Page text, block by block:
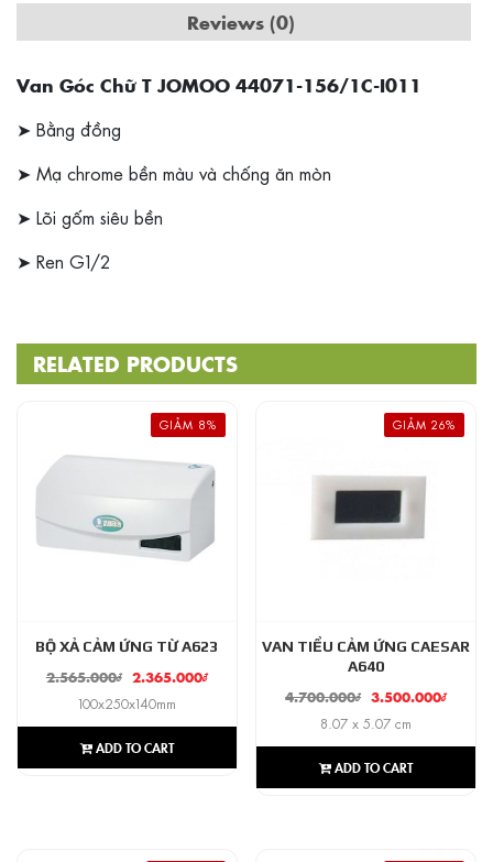
Reviews (0)
Van Góc Chữ T JOMOO 44071-156/1C-I011
➤ Bằng đồng
➤ Mạ chrome bền màu và chống ăn mòn
➤ Lõi gốm siêu bền
➤ Ren G1/2
RELATED PRODUCTS
GIẢM 8%
BỘ XẢ CẢM ỨNG TỪ A623
2.565.000₫ 2.365.000₫
100x250x140mm
ADD TO CART
GIẢM 26%
VAN TIỂU CẢM ỨNG CAESAR
A640
4.700.000₫ 3.500.000₫
8.07 x 5.07 cm
ADD TO CART